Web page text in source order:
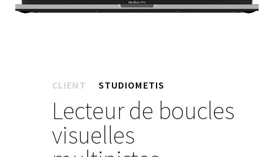
CLIENT STUDIOMETIS
Lecteur de boucles
visuelles